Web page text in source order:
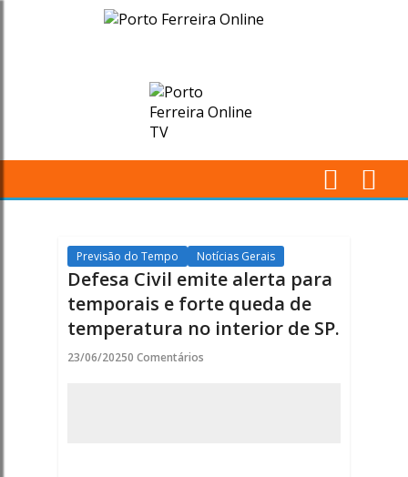
Defesa
emite
alerta
e
forte
queda
Previsão do Tempo Notícias Gerais
Defesa Civil emite alerta para
temporais e forte queda de
temperatura no interior de SP.
23/06/20250 Comentários